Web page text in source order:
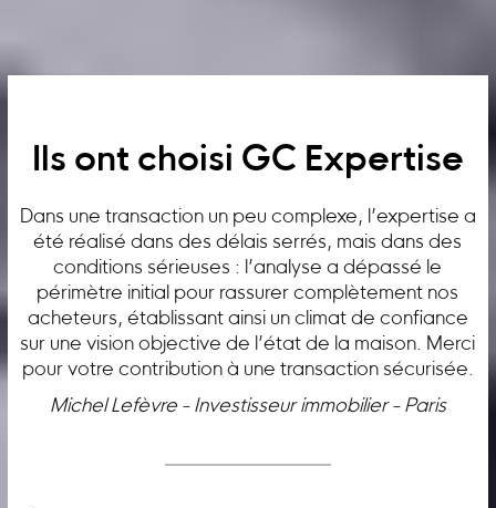
Ils ont choisi GC Expertise
Dans une transaction un peu complexe, l’expertise a
été réalisé dans des délais serrés, mais dans des
conditions sérieuses : l’analyse a dépassé le
périmètre initial pour rassurer complètement nos
acheteurs, établissant ainsi un climat de confiance
sur une vision objective de l’état de la maison. Merci
pour votre contribution à une transaction sécurisée.
Michel Lefèvre - Investisseur immobilier - Paris